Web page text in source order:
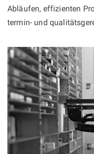
Abläufen, effizienten
termin- und